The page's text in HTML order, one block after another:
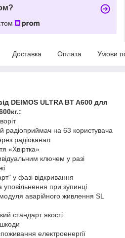
Доставка Оплата Умови
DEIMOS ULTRA BT A600 для
радіоприймач на 63 користувача
радіоканал
«Хвіртка»
ключем у разі
у фазі відкривання
уповільнення при зупинці
аварійного живлення SL
стандарт якості
електроенергії